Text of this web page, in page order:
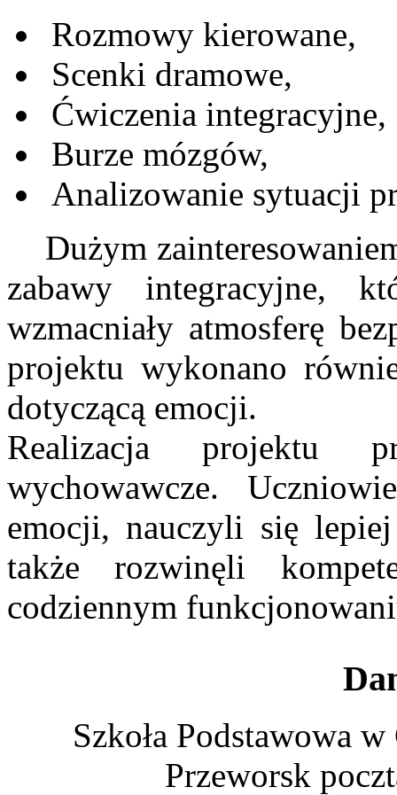
Rozmowy kierowane,
Scenki dramowe,
Ćwiczenia integracyjne,
Burze mózgów,
Analizowanie sytuacji
Dużym
zabawy integracyjne,
wzmacniały atmosferę
projektu wykonano
dotyczącą emocji.
Realizacja projektu
wychowawcze.
emocji, nauczyli się
także rozwinęli
codziennym
Szkoła Podstawowa
Przeworsk